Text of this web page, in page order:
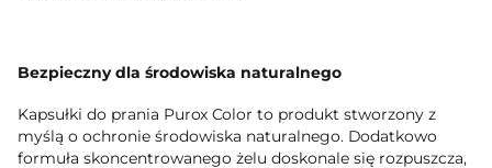
Bezpieczny dla środowiska naturalnego
Kapsułki do prania Purox Color to produkt stworzony z
myślą o ochronie środowiska naturalnego. Dodatkowo
formuła skoncentrowanego żelu doskonale się rozpuszcza,